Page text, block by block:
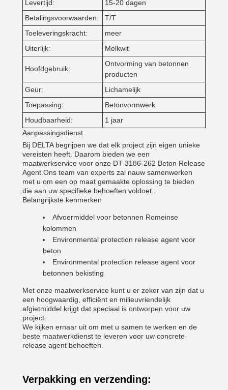
Levertijd:
15-20 dagen
Betalingsvoorwaarden:
T/T
Toeleveringskracht:
meer
Uiterlijk:
Melkwit
Hoofdgebruik:
Ontvorming van betonnen
producten
Geur:
Lichamelijk
Toepassing:
Betonvormwerk
Houdbaarheid:
1 jaar
Aanpassingsdienst
Bij DELTA begrijpen we dat elk project zijn eigen unieke
vereisten heeft. Daarom bieden we een
maatwerkservice voor onze DT-3186-262 Beton Release
Agent.Ons team van experts zal nauw samenwerken
met u om een op maat gemaakte oplossing te bieden
die aan uw specifieke behoeften voldoet..
Belangrijkste kenmerken
Afvoermiddel voor betonnen Romeinse
kolommen
Environmental protection release agent voor
beton
Environmental protection release agent voor
betonnen bekisting
Met onze maatwerkservice kunt u er zeker van zijn dat u
een hoogwaardig, efficiënt en milieuvriendelijk
afgietmiddel krijgt dat speciaal is ontworpen voor uw
project.
We kijken ernaar uit om met u samen te werken en de
beste maatwerkdienst te leveren voor uw concrete
release agent behoeften.
Verpakking en verzending: